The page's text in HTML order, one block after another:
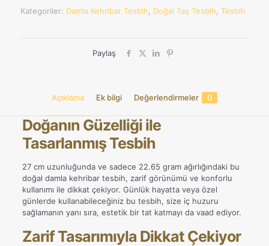
Kategoriler: Damla Kehribar Tesbih Doğal Taş Tesbih Tesbih
Paylaş
Açıklama Ek bilgi Değerlendirmeler 0
Doğanın Güzelliği ile
Tasarlanmış Tesbih
27 cm uzunluğunda ve sadece 22.65 gram ağırlığındaki bu
doğal damla kehribar tesbih, zarif görünümü ve konforlu
kullanımı ile dikkat çekiyor. Günlük hayatta veya özel
günlerde kullanabileceğiniz bu tesbih, size iç huzuru
sağlamanın yanı sıra, estetik bir tat katmayı da vaad ediyor.
Zarif Tasarımıyla Dikkat Çekiyor